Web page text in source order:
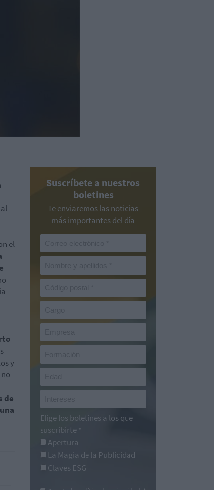
el
y
de
Suscríbete a nuestros
boletines
Te enviaremos las noticias
más importantes del día
Elige los boletines a los que
suscribirte *
Apertura
La Magia de la Publicidad
Claves ESG